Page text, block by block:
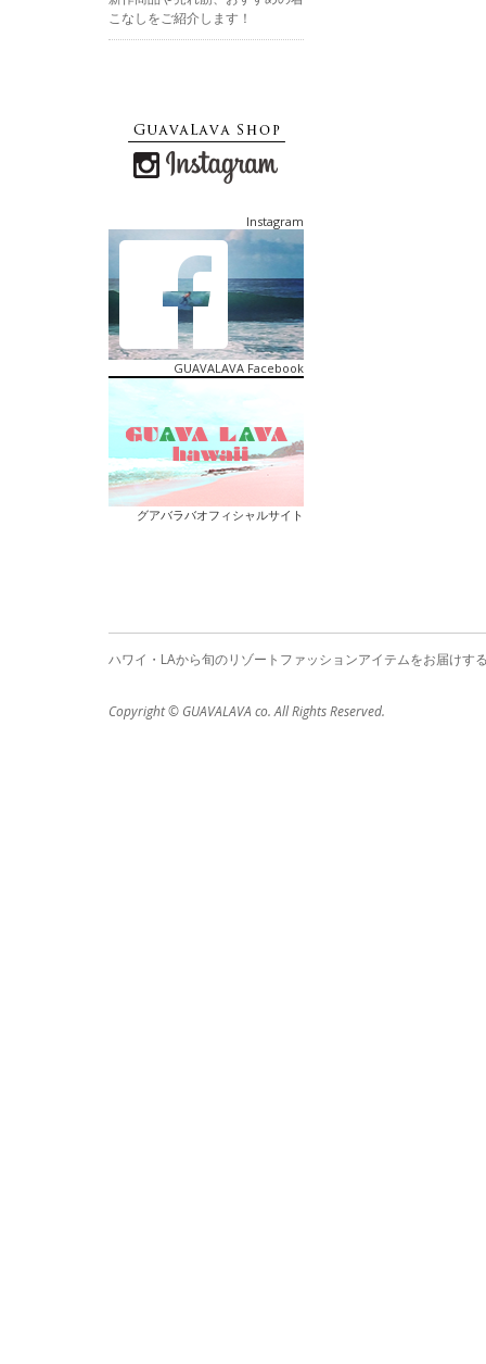
こなしをご紹介します！
Instagram
GUAVALAVA Facebook
グアバラバオフィシャルサイト
ハワイ・LAから旬のリゾートファッションアイテムをお届けす
Copyright © GUAVALAVA co. All Rights Reserved.